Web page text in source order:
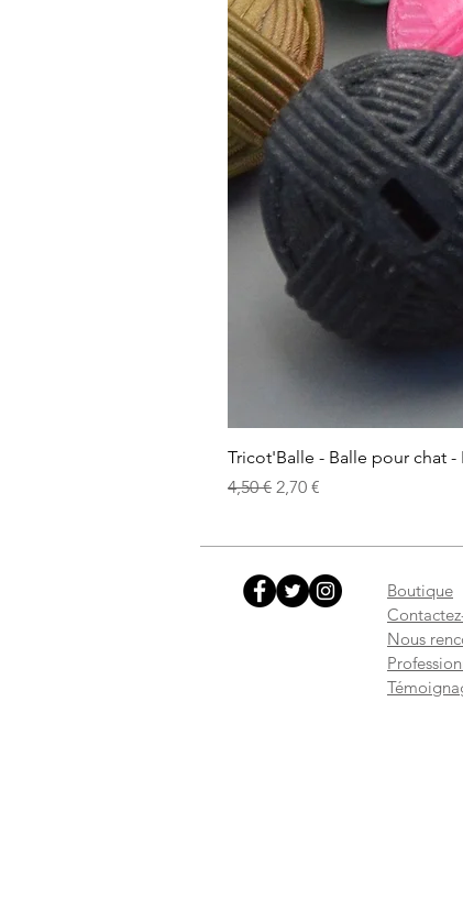
Tricot'Balle - Balle pour chat -
Prix original
4,50 € Prix promotionnel
2,70 €
Boutique
Nous